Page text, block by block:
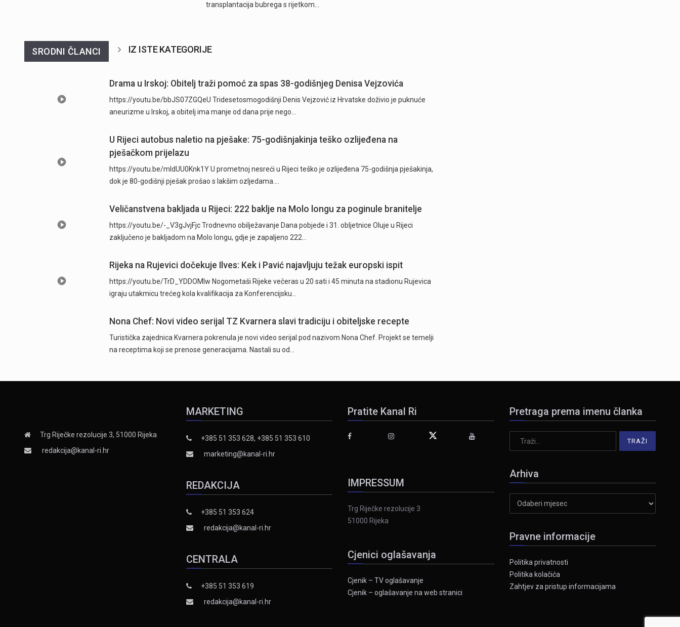
transplantacija bubrega s rijetkom…
SRODNI ČLANCI IZ ISTE KATEGORIJE
Drama u Irskoj: Obitelj traži pomoć za spas 38-godišnjeg Denisa Vejzovića
https://youtu.be/bbJS07ZGQeU Tridesetosmogodišnji Denis Vejzović iz Hrvatske doživio je puknuće
aneurizme u Irskoj, a obitelj ima manje od dana prije nego…
U Rijeci autobus naletio na pješake: 75-godišnjakinja teško ozlijeđena na
pješačkom prijelazu
https://youtu.be/mldUU0Knk1Y U prometnoj nesreći u Rijeci teško je ozlijeđena 75-godišnja pješakinja,
dok je 80-godišnji pješak prošao s lakšim ozljedama.…
Veličanstvena bakljada u Rijeci: 222 baklje na Molo longu za poginule branitelje
https://youtu.be/-_V3gJvjFjc Trodnevno obilježavanje Dana pobjede i 31. obljetnice Oluje u Rijeci
zaključeno je bakljadom na Molo longu, gdje je zapaljeno 222…
Rijeka na Rujevici dočekuje Ilves: Kek i Pavić najavljuju težak europski ispit
https://youtu.be/TrD_YDDOMIw Nogometaši Rijeke večeras u 20 sati i 45 minuta na stadionu Rujevica
igraju utakmicu trećeg kola kvalifikacija za Konferencijsku…
Nona Chef: Novi video serijal TZ Kvarnera slavi tradiciju i obiteljske recepte
Turistička zajednica Kvarnera pokrenula je novi video serijal pod nazivom Nona Chef. Projekt se temelji
na receptima koji se prenose generacijama. Nastali su od…
Trg Riječke rezolucije 3, 51000 Rijeka
redakcija@kanal-ri.hr
MARKETING
+385 51 353 628, +385 51 353 610
marketing@kanal-ri.hr
REDAKCIJA
+385 51 353 624
redakcija@kanal-ri.hr
CENTRALA
+385 51 353 619
redakcija@kanal-ri.hr
Pratite Kanal Ri
IMPRESSUM
Trg Riječke rezolucije 3
51000 Rijeka
Cjenici oglašavanja
Cjenik – TV oglašavanje
Cjenik – oglašavanje na web stranici
Pretraga prema imenu članka
Arhiva
Pravne informacije
Politika privatnosti
Politika kolačića
Zahtjev za pristup informacijama